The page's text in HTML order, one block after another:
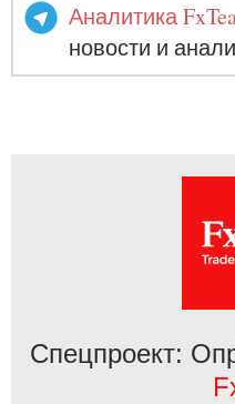
Аналитика
новости и
Спецпроект: